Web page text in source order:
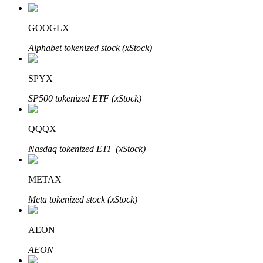
Эксклюзивные инвестиции для владельцев BTR
Кредиты
Сервис заимствований, обеспеченных криптовалютой
GOOGLX
Alphabet tokenized stock (xStock)
SPYX
SP500 tokenized ETF (xStock)
QQQX
Nasdaq tokenized ETF (xStock)
METAX
Meta tokenized stock (xStock)
AEON
AEON